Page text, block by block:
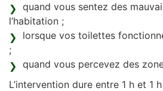
quand vous sentez des
l’habitation ;
lorsque vos toilettes
;
quand vous percevez des
L’intervention dure entre 1 h et 1